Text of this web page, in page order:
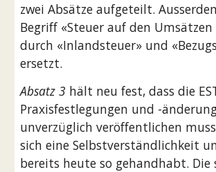
zwei Absätze aufgeteilt.
Begriff «Steuer auf den
durch «Inlandsteuer» und
ersetzt.
Absatz 3 hält neu fest, dass die
Praxisfestlegungen und -
unverzüglich veröffentlichen
sich eine Selbstverständlichkeit
bereits heute so gehandhabt. Die